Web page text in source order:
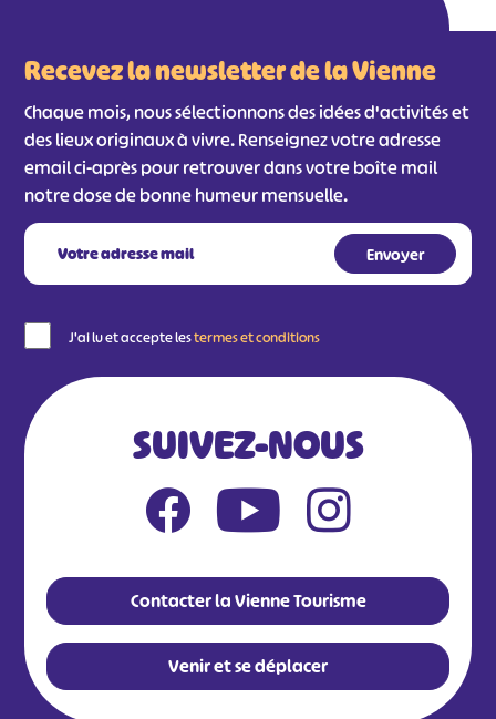
Recevez la newsletter de la Vienne
Chaque mois, nous sélectionnons des idées d'activités et
des lieux originaux à vivre. Renseignez votre adresse
email ci-après pour retrouver dans votre boîte mail
notre dose de bonne humeur mensuelle.
J'ai lu et accepte lestermes et conditions
SUIVEZ-NOUS
Contacter la Vienne Tourisme
Venir et se déplacer